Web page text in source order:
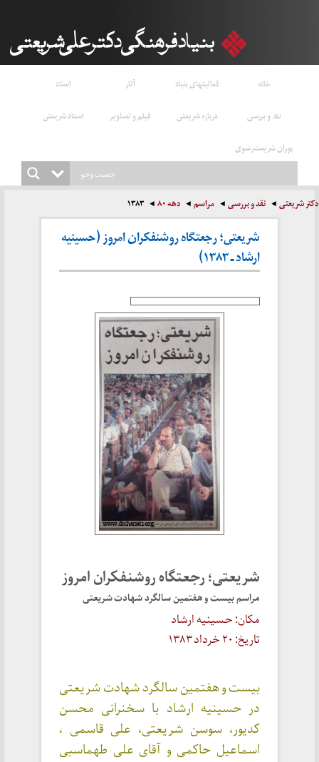
خانه فعالیتهای بنیاد آثار
اسناد
نقد و بررسی
درباره شریعتی فیلم و تصاویر
استاد شریعتی
پوران شریعت‌رضوی
دکتر شریعتی نقد و بررسی مراسم دهه ۸۰ ۱۳۸۳
شریعتی؛ رجعتگاه روشنفکران امروز (حسینیه
ارشاد ـ ۱۳۸۳)
شریعتی؛ رجعتگاه روشنفکران امروز
مراسم بیست و هفتمین سالگرد شهادت شریعتی
مکان: حسینیه ارشاد
تاریخ: ۲۰ خرداد ۱۳۸۳
بیست و هفتمین سالگرد شهادت شریعتی
در حسینیه ارشاد با سخنرانی محسن
کدیور، سوسن شریعتی، علی قاسمی ،
اسماعیل حاکمی و آقای علی طهماسبی